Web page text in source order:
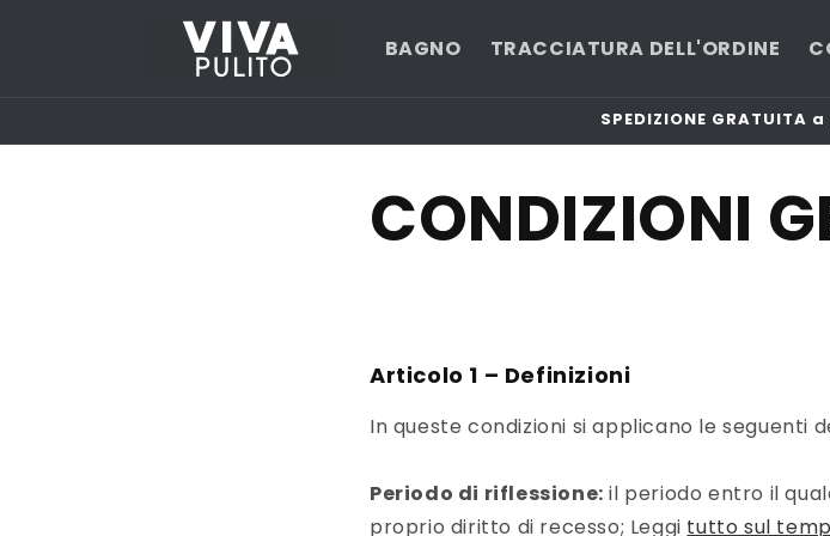
BAGNO TRACCIATURA DELL'ORDINE
SPEDIZIONE
CONDIZIONI
Articolo 1 – Definizioni
In queste condizioni si applicano le seguenti
Periodo di riflessione: il periodo entro il
proprio diritto di recesso; Leggi tutto sul